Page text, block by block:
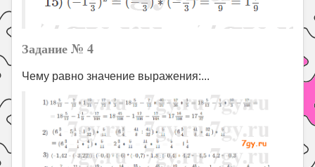
Задание № 4
Чему равно значение выражения:...